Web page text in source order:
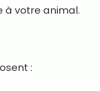
à votre animal.
: